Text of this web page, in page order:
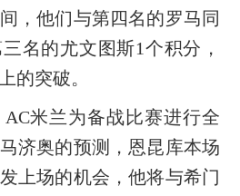
，他们与第四名的罗马同
名的尤文图斯1个积分，
的突破。
米兰为备战比赛进行全
济奥的预测，恩昆库本场
上场的机会，他将与希门